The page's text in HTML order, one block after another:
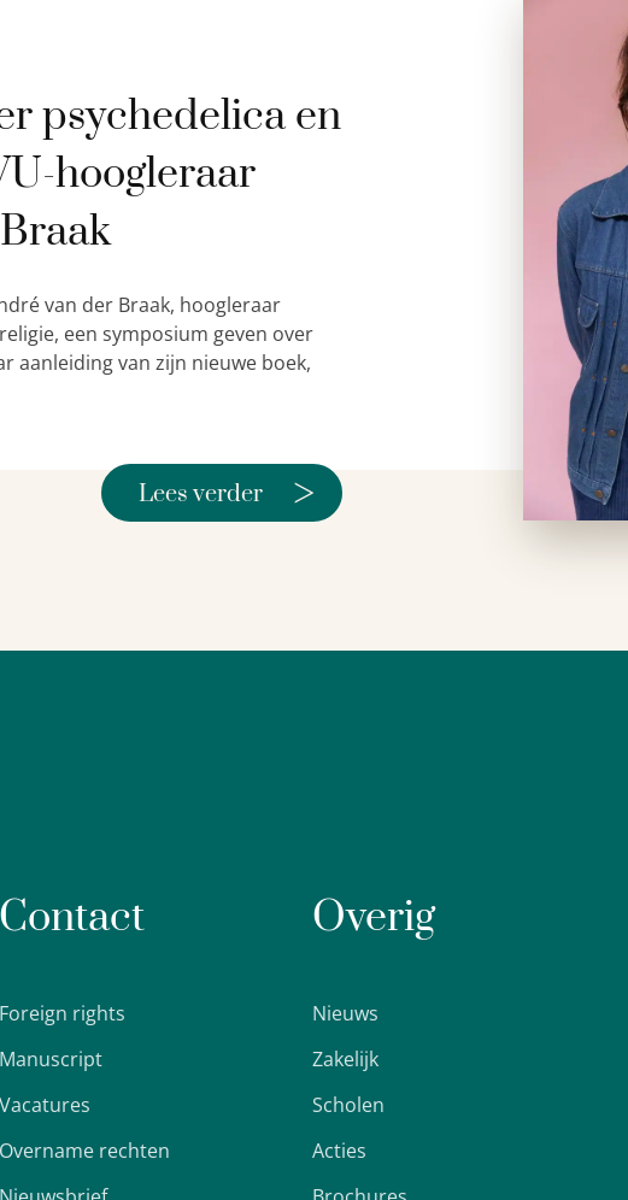
psychedelica en
hoogleraar
van der Braak, hoogleraar
een symposium geven over
aanleiding van zijn nieuwe boek,
Lees verder >
Contact
Foreign rights
Manuscript
Vacatures
Overname rechten
Overig
Nieuws
Zakelijk
Scholen
Acties